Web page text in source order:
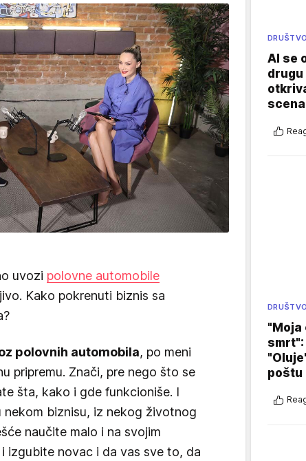
uvozi polovne automobile
Kako pokrenuti biznis sa
polovnih automobila, po meni
pripremu. Znači, pre nego što se
šta, kako i gde funkcioniše. I
biznisu, iz nekog životnog
naučite malo i na svojim
izgubite novac i da vas sve to, da
DRUŠTVO
AI se
DRUŠTVO
"Moja
poštu